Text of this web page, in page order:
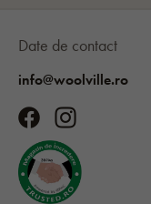
Date de contact
info@woolville.ro